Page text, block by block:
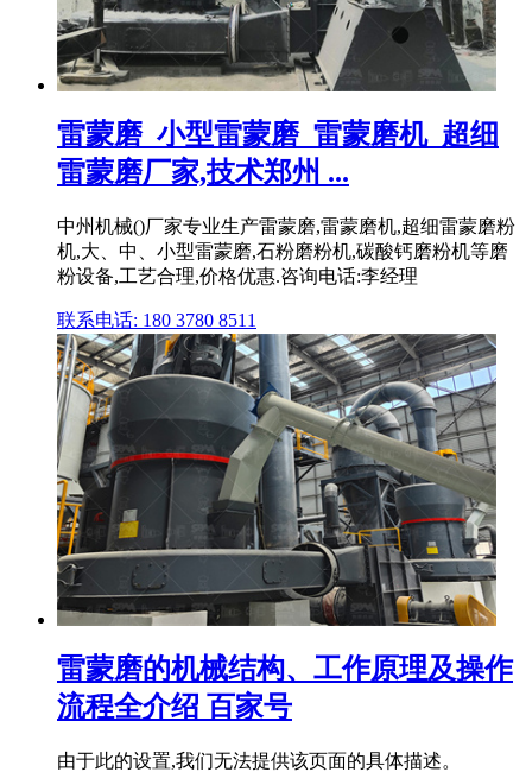
雷蒙磨_小型雷蒙磨_雷蒙磨机_超细
雷蒙磨厂家,技术郑州 ...
中州机械()厂家专业生产雷蒙磨,雷蒙磨机,超细雷蒙磨粉
机,大、中、小型雷蒙磨,石粉磨粉机,碳酸钙磨粉机等磨
粉设备,工艺合理,价格优惠.咨询电话:李经理
联系电话: 180 3780 8511
雷蒙磨的机械结构、工作原理及操作
流程全介绍 百家号
由于此的设置,我们无法提供该页面的具体描述。